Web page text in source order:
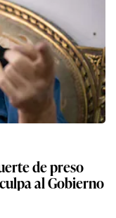
de preso
al Gobierno